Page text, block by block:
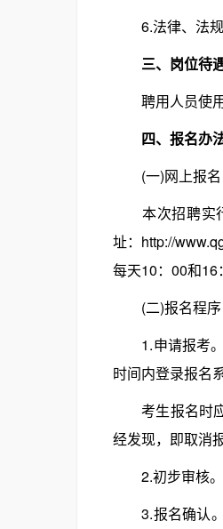
6.法律、法规
三、岗位待
聘用人员使用
四、报名办
(一)网上报名
本次招聘实行
址：http://
每天10：00和16
(二)报名程序
1.申请报考。
时间内登录报名
考生报名时应
经发现，即取消
2.初步审核。
3.报名确认。